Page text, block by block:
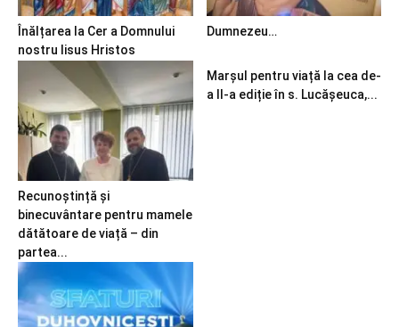
Înălțarea la Cer a Domnului
nostru Iisus Hristos
Dumnezeu…
Recunoștință și
binecuvântare pentru mamele
dătătoare de viață – din
partea...
Marșul pentru viață la cea de-
a II-a ediție în s. Lucășeuca,...